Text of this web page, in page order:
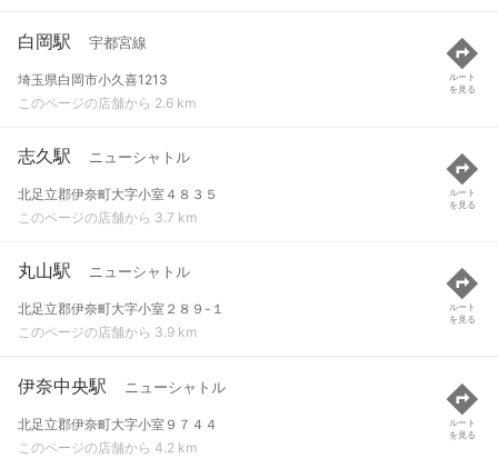
白岡駅 宇都宮線
埼玉県白岡市小久喜1213
このページの店舗から 2.6 km
ルート
を見る
志久駅 ニューシャトル
北足立郡伊奈町大字小室４８３５
このページの店舗から 3.7 km
ルート
を見る
丸山駅 ニューシャトル
北足立郡伊奈町大字小室２８９-１
このページの店舗から 3.9 km
ルート
を見る
伊奈中央駅 ニューシャトル
北足立郡伊奈町大字小室９７４４
このページの店舗から 4.2 km
ルート
を見る